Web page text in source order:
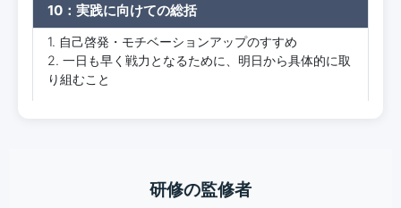
10：実践に向けての総括
1. 自己啓発・モチベーションアップのすすめ
2. 一日も早く戦力となるために、明日から具体的に取
り組むこと
研修の監修者